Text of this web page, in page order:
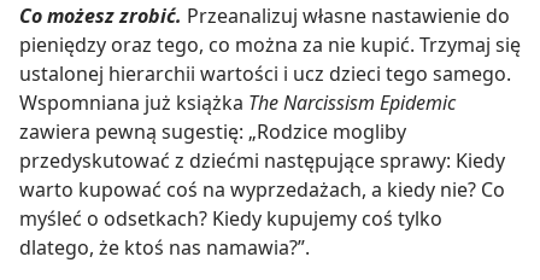
Co możesz zrobić. Przeanalizuj własne nastawienie do
pieniędzy oraz tego, co można za nie kupić. Trzymaj się
ustalonej hierarchii wartości i ucz dzieci tego samego.
Wspomniana już książka The Narcissism Epidemic
zawiera pewną sugestię: „Rodzice mogliby
przedyskutować z dziećmi następujące sprawy: Kiedy
warto kupować coś na wyprzedażach, a kiedy nie? Co
myśleć o odsetkach? Kiedy kupujemy coś tylko
dlatego, że ktoś nas namawia?”.